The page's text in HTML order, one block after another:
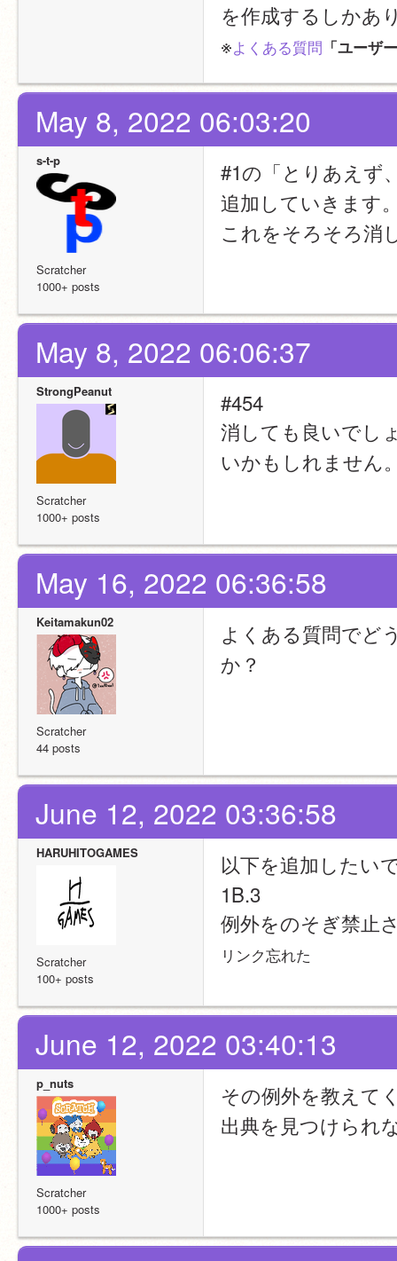
を作成するしかあ
※よくある質問 「ユーザ
May 8, 2022 06:03:20
s-t-p
Scratcher
1000+ posts
#1の「とりあえず
追加していきま
これをそろそろ消
May 8, 2022 06:06:37
StrongPeanut
Scratcher
1000+ posts
#454
消しても良いでし
いかもしれません
May 16, 2022 06:36:58
Keitamakun02
Scratcher
44 posts
よくある質問でど
か？
June 12, 2022 03:36:58
HARUHITOGAMES
Scratcher
100+ posts
以下を追加したい
1B.3
例外をのそぎ禁止
リンク忘れた
June 12, 2022 03:40:13
p_nuts
Scratcher
1000+ posts
その例外を教えて
出典を見つけられ